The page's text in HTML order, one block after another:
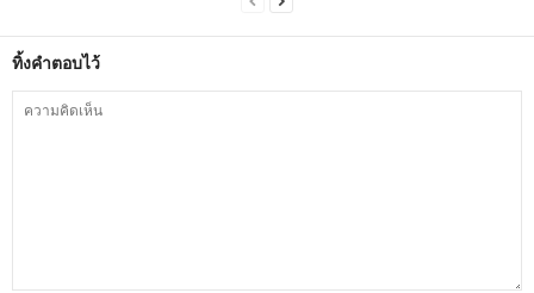
ทิ้งคำตอบไว้